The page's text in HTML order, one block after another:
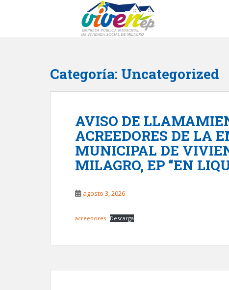
Categoría: Uncategorized
AVISO DE
ACREEDORES DE LA
MUNICIPAL DE
MILAGRO, EP “EN
agosto 3, 2026
acreedores Descarga